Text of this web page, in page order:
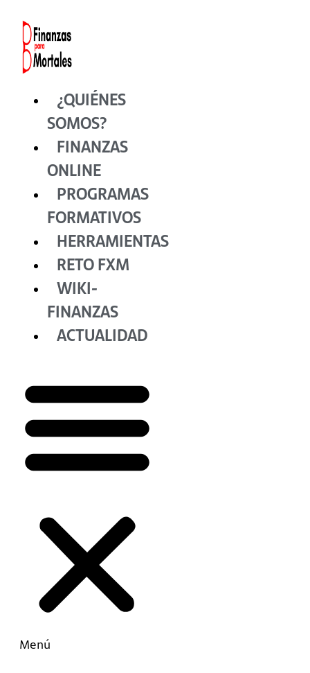
contenido
¿QUIÉNES
SOMOS?
FINANZAS
ONLINE
PROGRAMAS
FORMATIVOS
HERRAMIENTAS
RETO FXM
WIKI-
FINANZAS
ACTUALIDAD
Menú